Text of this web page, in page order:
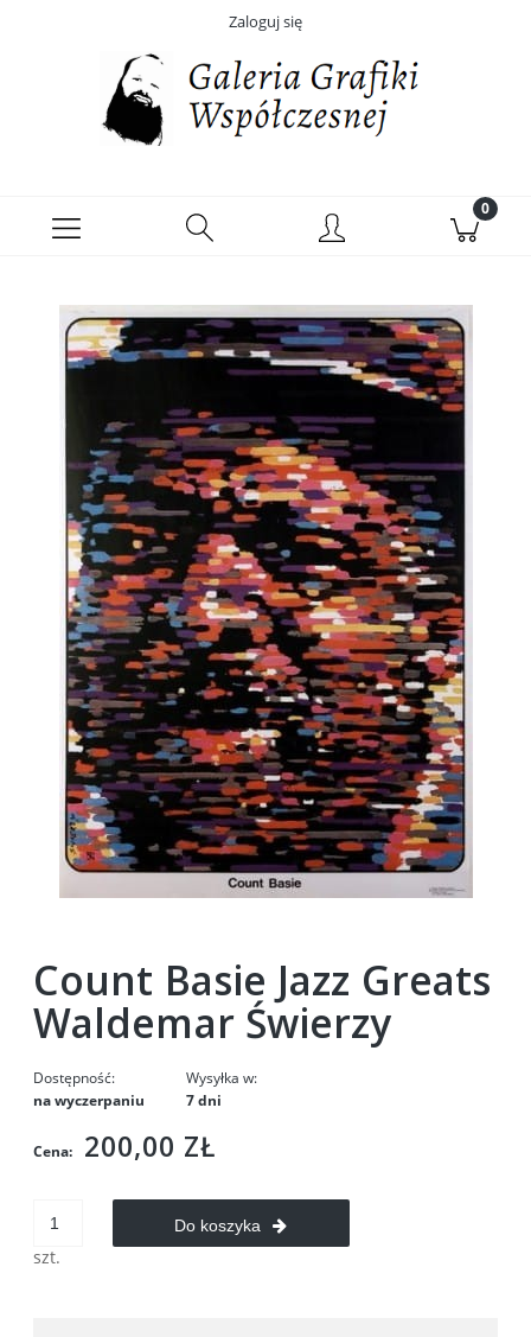
Zaloguj się
Count Basie Jazz Greats
Waldemar Świerzy
Dostępność:
na wyczerpaniu
Wysyłka w:
7 dni
Cena: 200,00 ZŁ
szt.
Do koszyka